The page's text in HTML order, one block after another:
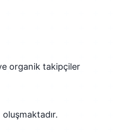
organik takipçiler